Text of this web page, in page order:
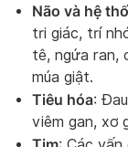
Não và hệ
tri giác, trí
tê, ngứa ran,
múa giật.
Tiêu hóa:
viêm gan, xơ